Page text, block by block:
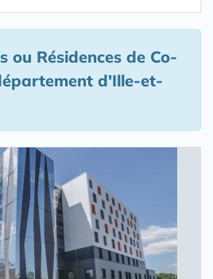
ou Résidences de Co-
d'Ille-et-